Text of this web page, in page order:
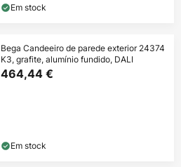
Em stock
Bega Candeeiro de parede exterior 24374
K3, grafite, alumínio fundido, DALI
464,44 €
Em stock